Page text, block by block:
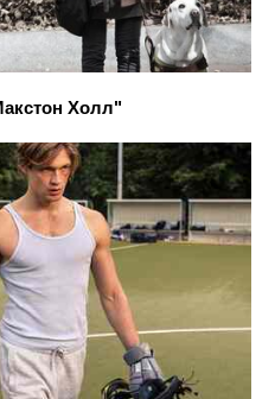
Холл"